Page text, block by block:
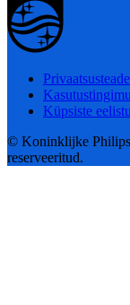
Privaatsusteade
Küpsiste
© Koninklijke
reserveeritud.